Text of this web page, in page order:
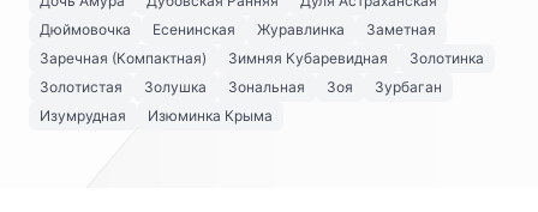
Дюймовочка
Есенинская Журавлинка
Заметная
Заречная (Компактная)
Зимняя Кубаревидная
Золотинка
Золотистая
Золушка Зональная Зоя
Зурбаган
Изумрудная
Изюминка Крыма